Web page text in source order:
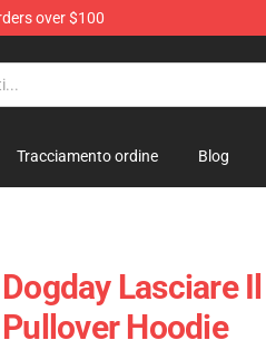
over $100
Tracciamento ordine Blog
Dogday Lasciare
Pullover Hoodie